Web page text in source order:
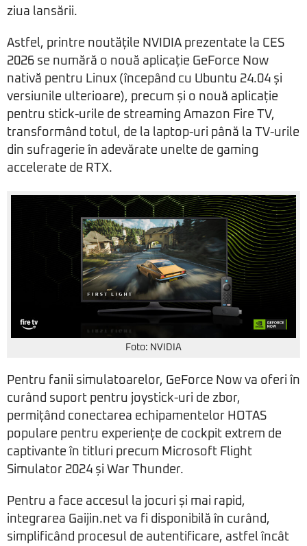
ziua lansării.
Astfel, printre noutățile NVIDIA prezentate la CES
2026 se numără o nouă aplicație GeForce Now
nativă pentru Linux (începând cu Ubuntu 24.04 și
versiunile ulterioare), precum și o nouă aplicație
pentru stick-urile de streaming Amazon Fire TV,
transformând totul, de la laptop-uri până la TV-urile
din sufragerie în adevărate unelte de gaming
accelerate de RTX.
Foto: NVIDIA
Pentru fanii simulatoarelor, GeForce Now va oferi în
curând suport pentru joystick-uri de zbor,
permițând conectarea echipamentelor HOTAS
populare pentru experiențe de cockpit extrem de
captivante în titluri precum Microsoft Flight
Simulator 2024 și War Thunder.
Pentru a face accesul la jocuri și mai rapid,
integrarea Gaijin.net va fi disponibilă în curând,
simplificând procesul de autentificare, astfel încât